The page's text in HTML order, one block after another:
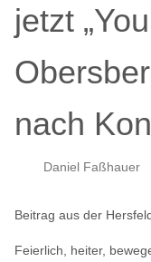
jetzt
nach
Daniel Faßhauer
Beitrag aus der
Feierlich, heiter,